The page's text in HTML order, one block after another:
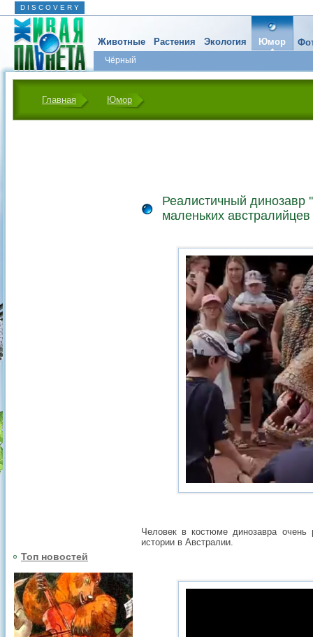
D I S C O V E R Y
Животные Растения Экология Юмор
Чёрный
Главная Юмор
Топ новостей
Реалистичный динозавр
маленьких австралийцев
Человек в костюме динозавра очень
истории в Австралии.